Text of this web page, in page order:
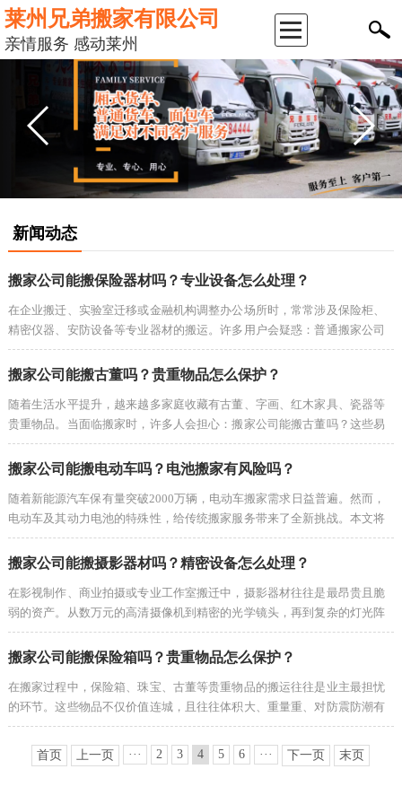
莱州兄弟搬家有限公司
亲情服务 感动莱州
返
司
介
服
务
项
目
服
务
案
例
新
新闻动态
搬家公司能搬保险器材吗？专业设备怎么处理？
在企业搬迁、实验室迁移或金融机构调整办公场所时，常常涉及保险柜、
精密仪器、安防设备等专业器材的搬运。许多用户会疑惑：普通搬家公司
能搬保险器材吗？这类高价值、高敏感度的专业设备又该如何安全转移？
本文将为您详···
搬家公司能搬古董吗？贵重物品怎么保护？
随着生活水平提升，越来越多家庭收藏有古董、字画、红木家具、瓷器等
贵重物品。当面临搬家时，许多人会担心：搬家公司能搬古董吗？这些易
损、高价值的物品该如何安全运输？ 本文将为您详细解答。 一、搬家公
司能否搬运···
搬家公司能搬电动车吗？电池搬家有风险吗？
随着新能源汽车保有量突破2000万辆，电动车搬家需求日益普遍。然而，
电动车及其动力电池的特殊性，给传统搬家服务带来了全新挑战。本文将
深入解析搬家公司搬运电动车的可行性、电池安全风险及专业应对方案。
一、搬···
搬家公司能搬摄影器材吗？精密设备怎么处理？
在影视制作、商业拍摄或专业工作室搬迁中，摄影器材往往是最昂贵且脆
弱的资产。从数万元的高清摄像机到精密的光学镜头，再到复杂的灯光阵
列和稳定器，这些设备对震动、湿度和温度极为敏感。许多客户常问：普
通搬家公司能···
搬家公司能搬保险箱吗？贵重物品怎么保护？
在搬家过程中，保险箱、珠宝、古董等贵重物品的搬运往往是业主最担忧
的环节。这些物品不仅价值连城，且往往体积大、重量重、对防震防潮有
极高要求。那么，专业的搬家公司能否胜任这一任务？如何确保万无一
失？ 一、专业···
首页 上一页 ··· 2 3 4 5 6 ··· 下一页 末页